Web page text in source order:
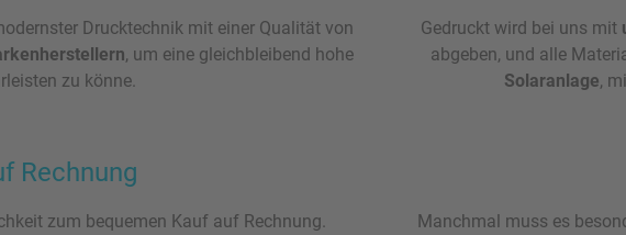
Drucktechnik mit einer Qualität von
, um eine gleichbleibend hohe
zu könne.
Gedruckt wird bei uns mit
abgeben, und alle
Solaranlage,
Rechnung
zum bequemen Kauf auf Rechnung.
Manchmal muss es